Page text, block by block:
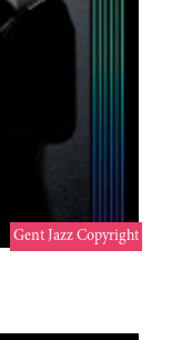
Gent Jazz Copyright